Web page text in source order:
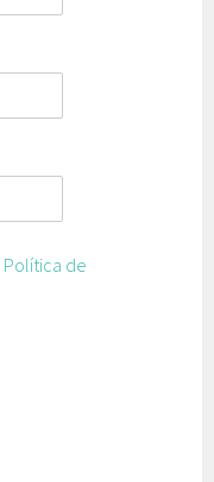
Política de